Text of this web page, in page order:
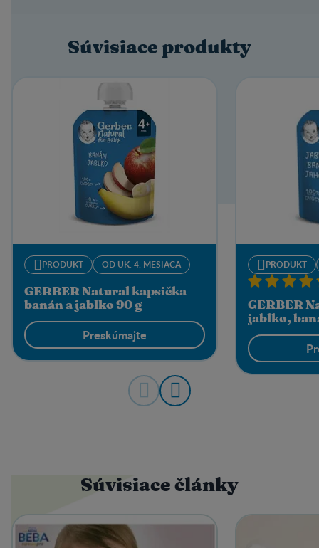
Súvisiace produkty
PRODUKT OD UK. 4. MESIACA
GERBER Natural kapsička
banán a jablko 90 g
Preskúmajte
PRODUKT
GERBER
jablko,
Súvisiace články